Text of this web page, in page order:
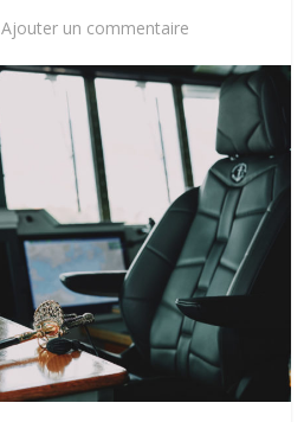
Ajouter un commentaire